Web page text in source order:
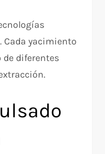
Cada yacimiento
de diferentes